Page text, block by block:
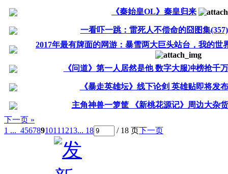
《秦始皇OL》秦皇归来
一看吓一跳：雷死人不偿命的囧图集(357)
2017年最有牌面的网游：暴雪两大巨头站台，我的世
《问道》第一人居然是他 数字大服冲榜抢千
《暴走英雄坛》线下论剑 英雄贴即将发布
主角神兽一箩筐 《新桃花源记》周边大杂
下一页 »
1 ... 4567891011 1213... 18 / 18 页下一页